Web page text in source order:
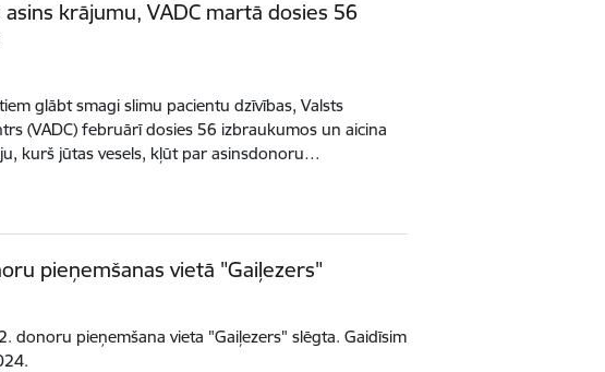
krājumu, VADC martā dosies 56
glābt smagi slimu pacientu dzīvības, Valsts
(VADC) februārī dosies 56 izbraukumos un aicina
kurš jūtas vesels, kļūt par asinsdonoru…
pieņemšanas vietā "Gaiļezers"
donoru pieņemšana vieta "Gaiļezers" slēgta. Gaidīsim